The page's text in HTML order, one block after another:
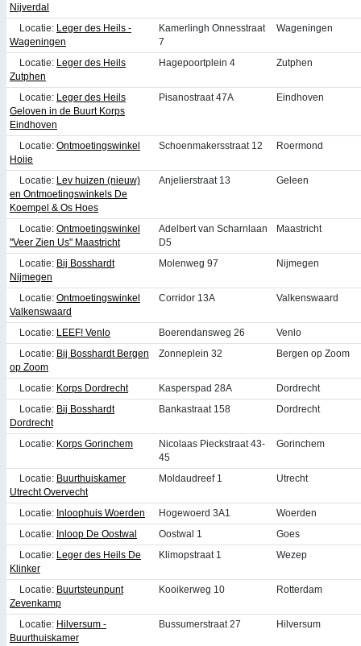
Nijverdal
Locatie: Leger des Heils -
Wageningen
Kamerlingh Onnesstraat
7
Wageningen
Locatie: Leger des Heils
Zutphen
Hagepoortplein 4 Zutphen
Locatie: Leger des Heils
Geloven in de Buurt Korps
Eindhoven
Pisanostraat 47A Eindhoven
Locatie: Ontmoetingswinkel
Hoiie
Schoenmakersstraat 12 Roermond
Locatie: Lev huizen (nieuw)
en Ontmoetingswinkels De
Koempel & Os Hoes
Anjelierstraat 13 Geleen
Locatie: Ontmoetingswinkel
"Veer Zien Us" Maastricht
Adelbert van Scharnlaan
D5
Maastricht
Locatie: Bij Bosshardt
Nijmegen
Molenweg 97 Nijmegen
Locatie: Ontmoetingswinkel
Valkenswaard
Corridor 13A Valkenswaard
Locatie: LEEF! Venlo Boerendansweg 26
Venlo
Locatie: Bij Bosshardt Bergen
op Zoom
Zonneplein 32 Bergen op Zoom
Locatie: Korps Dordrecht Kasperspad 28A
Dordrecht
Locatie: Bij Bosshardt
Dordrecht
Bankastraat 158 Dordrecht
Locatie: Korps Gorinchem
Nicolaas Pieckstraat 43-
45
Gorinchem
Locatie: Buurthuiskamer
Utrecht Overvecht
Moldaudreef 1 Utrecht
Locatie: Inloophuis Woerden Hogewoerd 3A1
Woerden
Locatie: Inloop De Oostwal Oostwal 1
Goes
Locatie: Leger des Heils De
Klinker
Klimopstraat 1 Wezep
Locatie: Buurtsteunpunt
Zevenkamp
Kooikerweg 10 Rotterdam
Locatie: Hilversum -
Buurthuiskamer
Bussumerstraat 27 Hilversum